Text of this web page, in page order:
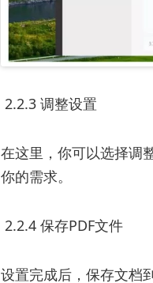
2.2.3 调整设置
在这里，你可以选择调
你的需求。
2.2.4 保存PDF文件
设置完成后，保存文档